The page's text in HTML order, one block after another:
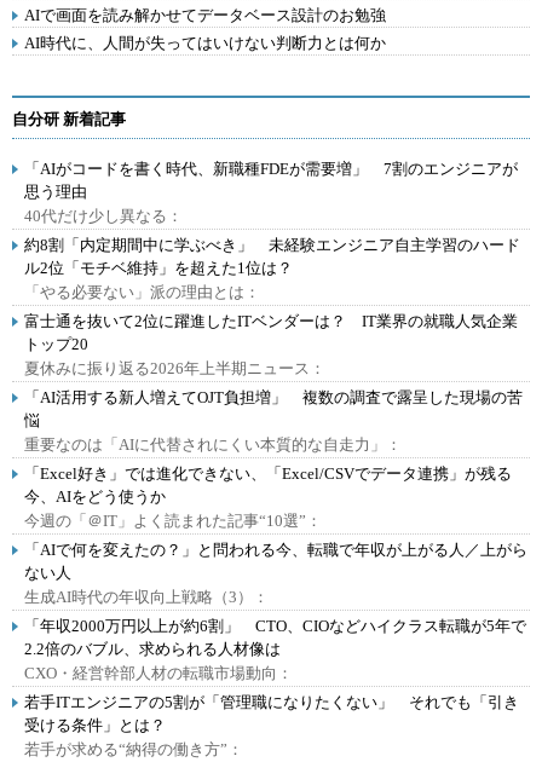
AIで画面を読み解かせてデータベース設計のお勉強
AI時代に、人間が失ってはいけない判断力とは何か
自分研 新着記事
「AIがコードを書く時代、新職種FDEが需要増」 7割のエンジニアが
思う理由
40代だけ少し異なる：
約8割「内定期間中に学ぶべき」 未経験エンジニア自主学習のハード
ル2位「モチベ維持」を超えた1位は？
「やる必要ない」派の理由とは：
富士通を抜いて2位に躍進したITベンダーは？ IT業界の就職人気企業
トップ20
夏休みに振り返る2026年上半期ニュース：
「AI活用する新人増えてOJT負担増」 複数の調査で露呈した現場の苦
悩
重要なのは「AIに代替されにくい本質的な自走力」：
「Excel好き」では進化できない、「Excel/CSVでデータ連携」が残る
今、AIをどう使うか
今週の「＠IT」よく読まれた記事“10選”：
「AIで何を変えたの？」と問われる今、転職で年収が上がる人／上がら
ない人
生成AI時代の年収向上戦略（3）：
「年収2000万円以上が約6割」 CTO、CIOなどハイクラス転職が5年で
2.2倍のバブル、求められる人材像は
CXO・経営幹部人材の転職市場動向：
若手ITエンジニアの5割が「管理職になりたくない」 それでも「引き
受ける条件」とは？
若手が求める“納得の働き方”：